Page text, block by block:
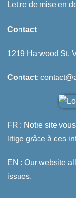
Lettre de mise en
Contact
1219 Harwood St,
Contact:
FR : Notre site
litige grâce à des
EN : Our website
issues.